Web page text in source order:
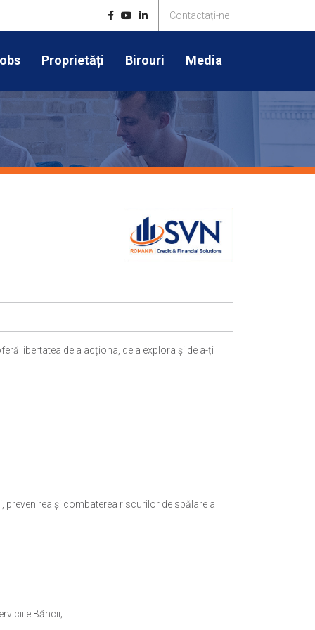
Contactați-ne
Proprietăți Birouri Media
libertatea de a acționa, de a explora și de a-ți
prevenirea și combaterea riscurilor de spălare a
Băncii;